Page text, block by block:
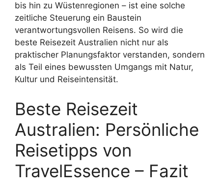
bis hin zu Wüstenregionen – ist eine solche
zeitliche Steuerung ein Baustein
verantwortungsvollen Reisens. So wird die
beste Reisezeit Australien nicht nur als
praktischer Planungsfaktor verstanden, sondern
als Teil eines bewussten Umgangs mit Natur,
Kultur und Reiseintensität.
Beste Reisezeit
Australien: Persönliche
Reisetipps von
TravelEssence – Fazit